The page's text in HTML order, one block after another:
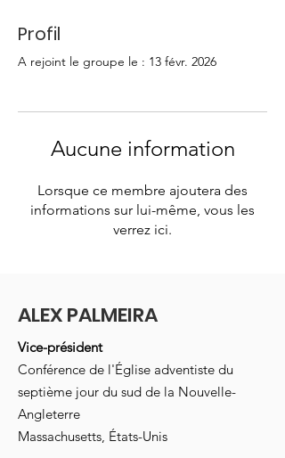
Profil
A rejoint le groupe le : 13 févr. 2026
Aucune information
Lorsque ce membre ajoutera des
informations sur lui-même, vous les
verrez ici.
ALEX PALMEIRA
Vice-président
Conférence de l'Église adventiste du
septième jour du sud de la Nouvelle-
Angleterre
Massachusetts, États-Unis